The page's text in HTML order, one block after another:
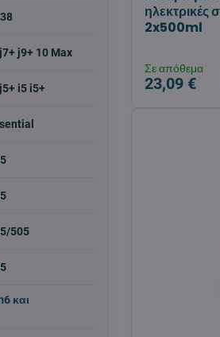
2x500ml
Σε απόθεμα
23,09 €
j9+ 10 Max
i5 i5+
505
και